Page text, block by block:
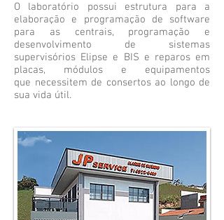
O laboratório possui estrutura para a
elaboração e programação de software
para as centrais, programação e
desenvolvimento de sistemas
supervisórios Elipse e BIS e reparos em
placas, módulos e equipamentos
que necessitem de consertos ao longo de
sua vida útil.